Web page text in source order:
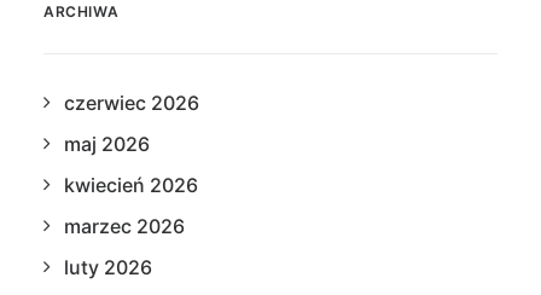
ARCHIWA
czerwiec 2026
maj 2026
kwiecień 2026
marzec 2026
luty 2026